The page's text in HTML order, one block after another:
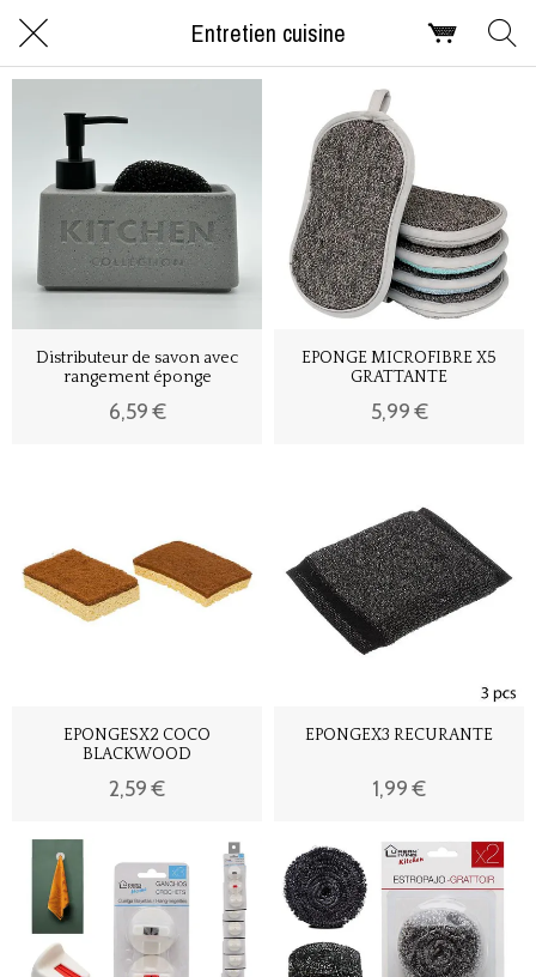
Entretien cuisine
Distributeur de savon avec
rangement éponge
6,59 €
EPONGE MICROFIBRE X5
GRATTANTE
5,99 €
EPONGESX2 COCO
BLACKWOOD
2,59 €
EPONGEX3 RECURANTE
1,99 €